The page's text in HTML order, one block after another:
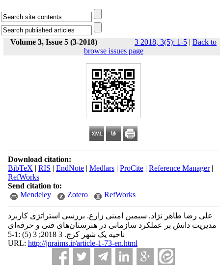
Volume 3, Issue 5 (3-2018) 3 2018, 3(5): 1-5 | Back to
browse issues page
Download citation:
BibTeX | RIS | EndNote| Medlars| ProCite| Reference Manager|
RefWorks
Send citation to:
Mendeley
Zotero RefWorks
علی رضا طاهر نژاد, سیمین امینی زارع. بررسی استراتژی کاربرد
مدیریت دانش بر عملکرد سازمانی در هنرستان‌های فنی و حرفه‌ای
ناحیه یک شهر کرج. 3 2018; 3 (5) :1-5
URL: http://jnraims.ir/article-1-73-en.html